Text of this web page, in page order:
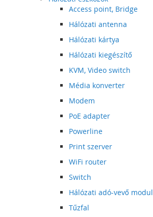
Access point, Bridge
Hálózati antenna
Hálózati kártya
Hálózati kiegészítő
KVM, Video switch
Média konverter
Modem
PoE adapter
Powerline
Print szerver
WiFi router
Switch
Hálózati adó-vevő modul
Tűzfal